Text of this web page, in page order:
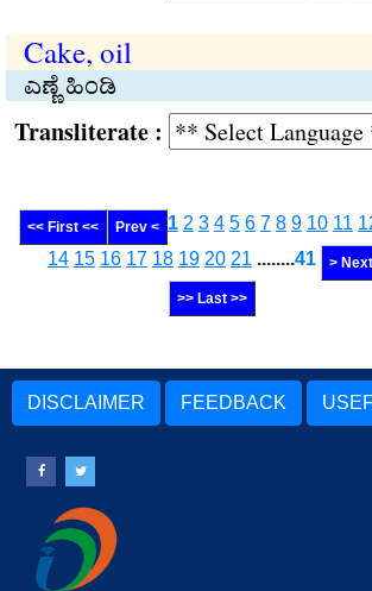
Cake, oil
ಎಣ್ಣೆ ಹಿಂಡಿ
:
<< First << Prev < 1 2 3 4 5 6 7 8 9 10 11
14 15 16 17 18 19 20 21 ........41 > Next
>> Last >>
DISCLAIMER FEEDBACK